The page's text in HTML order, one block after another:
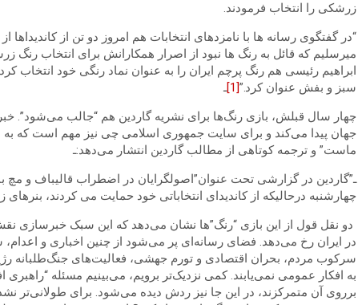
زرشکی را انتخاب فرمودند.
“در گفتگوی رسانه ها با نامزدهای انتخابات هم امروز دو تن از کاندیداها
میرسلیم که قائل به رنگ ها نبود از اصرار همکارانش برای انتخاب رنگ
ابراهیم رئیسی هم رنگ پرچم ایران را به عنوان نماد رنگی خود انتخاب
سبز و بفش عنوان کرد.”[1]
ـ
چهار سال قبلش، بازی رنگ‌ها برای نشریه گاردین هم “جالب می‌شود”.
جهان پیدا می‌کند و برای سایت جمهوری اسلامی چی نیز مهم است که به
ماست” و ترجمه کوتاهی از مطالب گاردین انتشار می‌دهد:ـ
ـ”گاردین در گزارشی تحت عنوان”اصولگرایان در اضطراب قالیباف و
چهارشنبه درحالیکه از کاندیدای انتخاباتی خود حمایت می کردند،
دو نقل قول از این بازی “رنگ”ها نشان می‌دهد که این سبک خبرسازی
در ایران رخ می‌دهد. فضای رسانه‌ای پر می‌شود از چنین اخباری و
سرکوب مردم، بحران اقتصادی و تورم جهشی، فعالیت‌های جنگ‌طلبانه
به افکار عمومی نمی‌یابند. کمی نزدیک‌تر برویم، می‌بینیم مسئله
برروی آن متمرکزند، در این جا نیز ردش دیده می‌شود. برای طولانی‌تر